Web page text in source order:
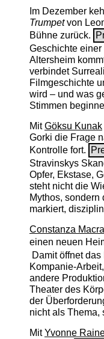
Im Dezember
Trumpetvon
Bühne zurück.
Geschichte
Altersheim
verbindet
Filmgeschichte
wird – und was
Stimmen
MitGöksu Kunak
Gorki die Frage
Kontrolle fort.
Stravinskys
Opfer, Ekstase,
steht nicht die
Mythos,
markiert,
Constanza
einen neuen
Damit öffnet
Kompanie-
andere
Theater des
der
nicht als Thema,
MitYvonne